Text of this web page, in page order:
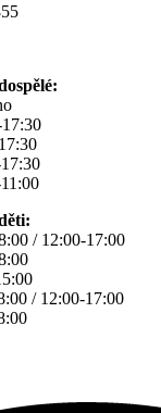
/ 12:00-17:00
/ 12:00-17:00